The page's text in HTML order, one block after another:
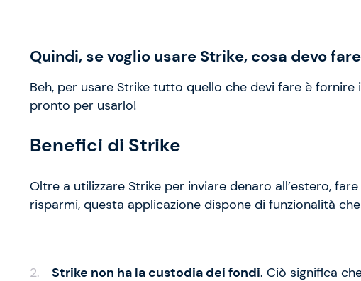
Quindi, se voglio usare Strike, cosa devo
Beh, per usare Strike tutto quello che devi fare è
pronto per usarlo!
Benefici di Strike
Oltre a utilizzare Strike per inviare denaro all’estero,
risparmi, questa applicazione dispone di funzionalità
Strike non ha la custodia dei fondi. Ciò significa